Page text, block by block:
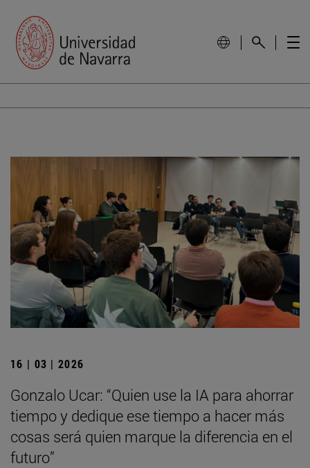
16 | 03 | 2026
Gonzalo Ucar: “Quien use la IA para ahorrar
tiempo y dedique ese tiempo a hacer más
cosas será quien marque la diferencia en el
futuro”